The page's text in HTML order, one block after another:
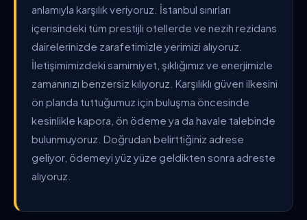
anlamıyla karşılık veriyoruz. İstanbul sınırları
içerisindeki tüm prestijli otellerde ve nezih rezidans
dairelerinizde zarafetimizle yerimizi alıyoruz.
İletişimimizdeki samimiyet, şıklığımız ve enerjimizle
zamanınızı benzersiz kılıyoruz. Karşılıklı güven ilkesini
ön planda tuttuğumuz için buluşma öncesinde
kesinlikle kapora, ön ödeme ya da havale talebinde
bulunmuyoruz. Doğrudan belirttiğiniz adrese
geliyor, ödemeyi yüz yüze geldikten sonra adreste
alıyoruz.